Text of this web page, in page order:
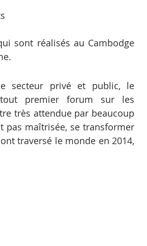
sont réalisés au Cambodge
secteur privé et public, le
premier forum sur les
très attendue par beaucoup
pas maîtrisée, se transformer
traversé le monde en 2014,